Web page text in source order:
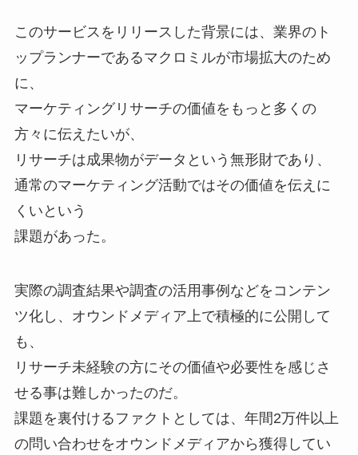
このサービスをリリースした背景には、業界のト
ップランナーであるマクロミルが市場拡大のため
に、
マーケティングリサーチの価値をもっと多くの
方々に伝えたいが、
リサーチは成果物がデータという無形財であり、
通常のマーケティング活動ではその価値を伝えに
くいという
課題があった。
実際の調査結果や調査の活用事例などをコンテン
ツ化し、オウンドメディア上で積極的に公開して
も、
リサーチ未経験の方にその価値や必要性を感じさ
せる事は難しかったのだ。
課題を裏付けるファクトとしては、年間2万件以上
の問い合わせをオウンドメディアから獲得してい